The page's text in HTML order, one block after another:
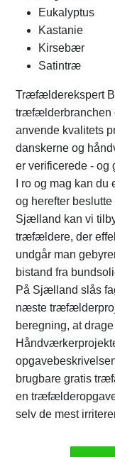
Eukalyptus
Kastanie
Kirsebær
Satintræ
Træfælderekspert
træfælderbranchen
anvende kvalitets
danskerne og
er verificerede - og
I ro og mag kan
og herefter
Sjælland kan vi
træfældere, der
undgår man
bistand fra
På Sjælland slås
næste
beregning, at
brugbare gratis
en
selv de mest